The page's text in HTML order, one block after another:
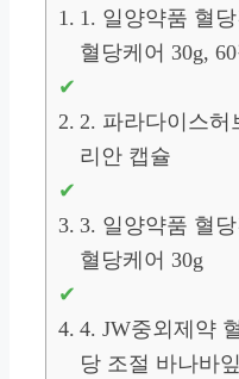
1. 일양약품 혈
혈당케어 30g,
2. 파라다이스허
리안 캡슐
3. 일양약품 혈
혈당케어 30g
4. JW중외제약
당 조절 바나바